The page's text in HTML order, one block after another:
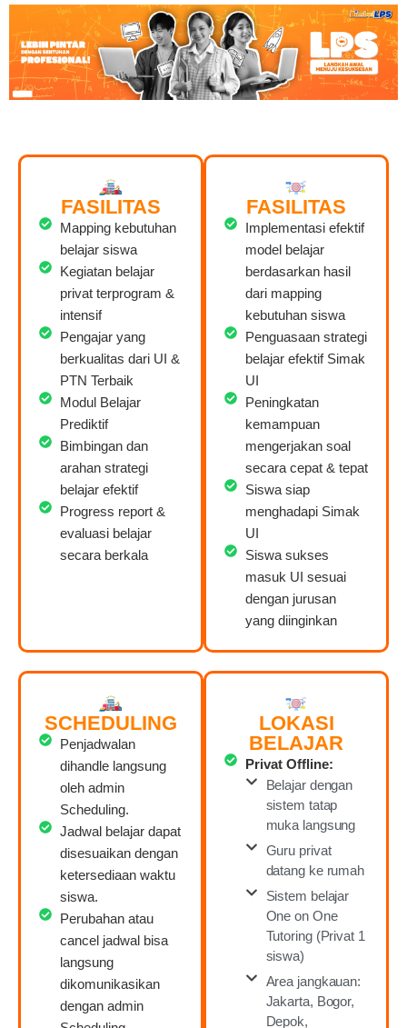
FASILITAS
Mapping kebutuhan
belajar siswa
Kegiatan belajar
privat terprogram &
intensif
Pengajar yang
berkualitas dari UI &
PTN Terbaik
Modul Belajar
Prediktif
Bimbingan dan
arahan strategi
belajar efektif
Progress report &
evaluasi belajar
secara berkala
FASILITAS
Implementasi efektif
model belajar
berdasarkan hasil
dari mapping
kebutuhan siswa
Penguasaan strategi
belajar efektif Simak
UI
Peningkatan
kemampuan
mengerjakan soal
secara cepat & tepat
Siswa siap
menghadapi Simak
UI
Siswa sukses
masuk UI sesuai
dengan jurusan
yang diinginkan
SCHEDULING
Penjadwalan
dihandle langsung
oleh admin
Scheduling.
Jadwal belajar dapat
disesuaikan dengan
ketersediaan waktu
siswa.
Perubahan atau
cancel jadwal bisa
langsung
dikomunikasikan
dengan admin
LOKASI
BELAJAR
Privat Offline:
Belajar dengan
sistem tatap
muka langsung
Guru privat
datang ke rumah
Sistem belajar
One on One
Tutoring (Privat 1
siswa)
Area jangkauan:
Jakarta, Bogor,
Depok,